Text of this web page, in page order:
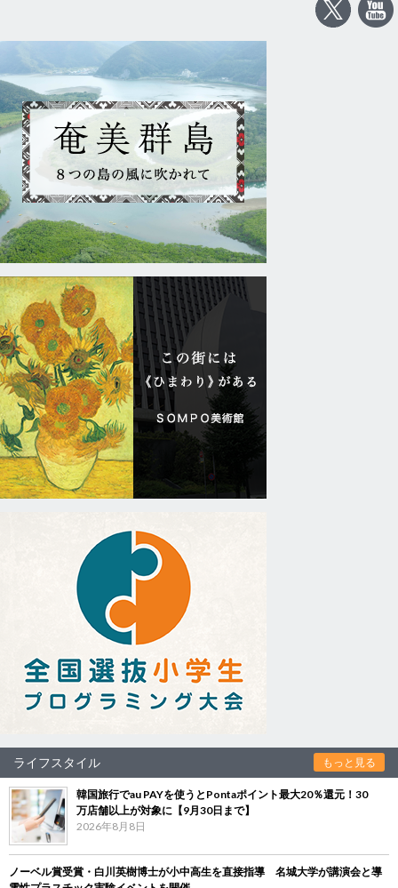
ライフスタイル もっと見る
韓国旅行でau PAYを使うとPontaポイント最大20％還元！30
万店舗以上が対象に【9月30日まで】
2026年8月8日
ノーベル賞受賞・白川英樹博士が小中高生を直接指導 名城大学が講演会と導